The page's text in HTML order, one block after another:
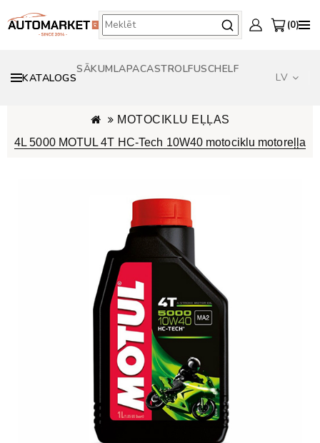
0
KATALOGS
SĀKUMLAPACASTROLFUSCHELF
LV
MOTOCIKLU EĻĻAS
4L 5000 MOTUL 4T HC-Tech 10W40 motociklu motoreļļa